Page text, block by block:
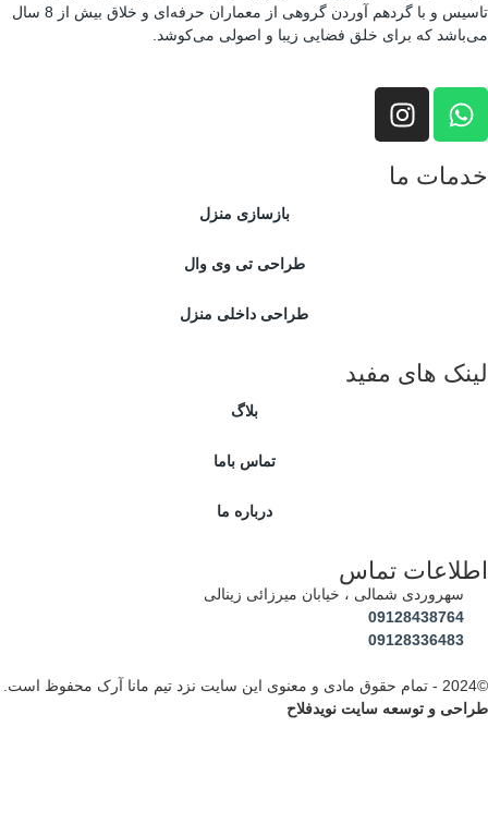
تاسیس و با گردهم آوردن گروهی از معماران حرفه‌ای و خلاق بیش از 8 سال
که برای خلق فضایی زیبا و اصولی می‌کوشد.
ما
بازسازی منزل
طراحی تی وی وال
طراحی داخلی منزل
های مفید
بلاگ
تماس باما
درباره ما
تماس
سهروردی شمالی ، خیابان میرزائی زینالی
09128438764
09128336483
و توسعه سایت نویدفلاح